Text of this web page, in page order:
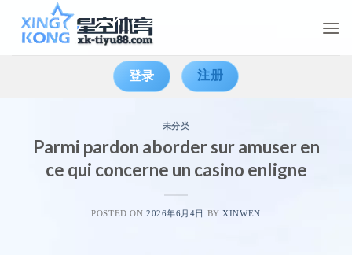
登录 注册
未分类
Parmi pardon aborder sur amuser en
ce qui concerne un casino enligne
POSTED ON 2026年6月4日 BYXINWEN